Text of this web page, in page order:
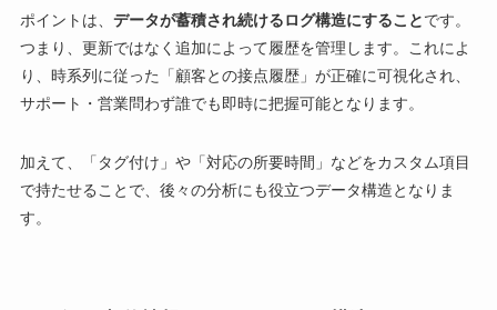
ポイントは、 データが蓄積され続けるログ構造にすることです。
つまり、更新ではなく追加によって履歴を管理します。これによ
り、時系列に従った「顧客との接点履歴」が正確に可視化され、
サポート・営業問わず誰でも即時に把握可能となります。
加えて、「タグ付け」や「対応の所要時間」などをカスタム項目
で持たせることで、後々の分析にも役立つデータ構造となりま
す。